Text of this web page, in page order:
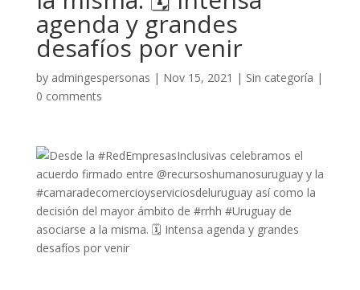
agenda y grandes
desafíos por venir
by admingespersonas | Nov 15, 2021 | Sin categoría |
0 comments